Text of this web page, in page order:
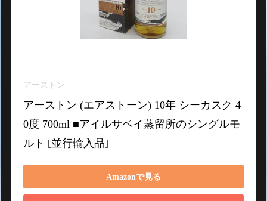
アーストン
アーストン (エアストーン) 10年 シーカスク 4
0度 700ml ■アイルサベイ蒸留所のシングルモ
ルト [並行輸入品]
Amazonで見る